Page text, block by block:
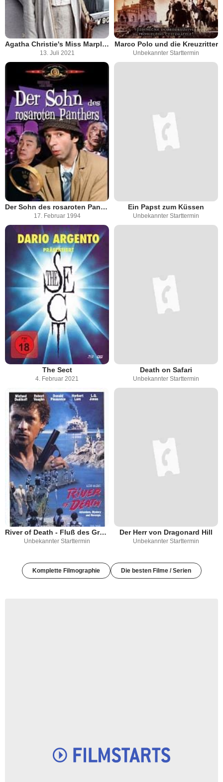
Agatha Christie's Miss Marple (2004)
13. Juli 2021
Marco Polo und die Kreuzritter
Unbekannter Starttermin
Der Sohn des rosaroten Panthers
17. Februar 1994
Ein Papst zum Küssen
Unbekannter Starttermin
The Sect
4. Februar 2021
Death on Safari
Unbekannter Starttermin
River of Death - Fluß des Grauens
Unbekannter Starttermin
Der Herr von Dragonard Hill
Unbekannter Starttermin
Komplette Filmographie Die besten Filme / Serien